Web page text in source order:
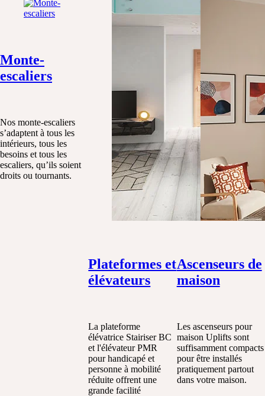
Monte-
escaliers
Nos monte-escaliers
s’adaptent à tous les
intérieurs, tous les
besoins et tous les
escaliers, qu’ils soient
droits ou tournants.
Plateformes et
élévateurs
La plateforme
élévatrice Stairiser BC
et l'élévateur PMR
pour handicapé et
personne à mobilité
réduite offrent une
grande facilité
Ascenseurs de
maison
Les ascenseurs pour
maison Uplifts sont
suffisamment compacts
pour être installés
pratiquement partout
dans votre maison.